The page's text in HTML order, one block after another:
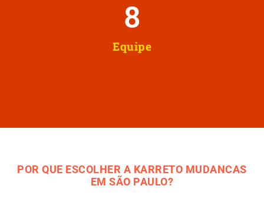
Equipe
8
POR QUE ESCOLHER A KARRETO MUDANCAS
EM SÃO PAULO?